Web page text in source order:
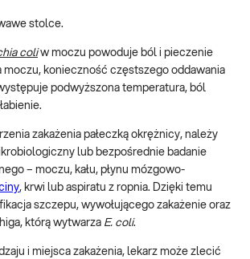
stolce.
coliw moczu powoduje ból i pieczenie
moczu, konieczność częstszego oddawania
podwyższona temperatura, ból
zakażenia pałeczką okrężnicy, należy
lub bezpośrednie badanie
– moczu, kału, płynu mózgowo-
, krwi lub aspiratu z ropnia. Dzięki temu
szczepu, wywołującego zakażenie oraz
którą wytwarza E. coli.
i miejsca zakażenia, lekarz może zlecić